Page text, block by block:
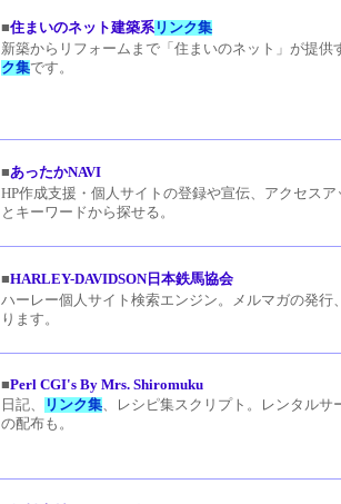
■住まいのネット建築系 リンク集
新築からリフォームまで「住まいのネット」が提供
ク集です。
■あったかNAVI
HP作成支援・個人サイトの登録や宣伝、アクセス
とキーワードから探せる。
■HARLEY-DAVIDSON日本鉄馬協会
ハーレー個人サイト検索エンジン。メルマガの発行
ります。
■Perl CGI's By Mrs. Shiromuku
日記、
リンク集、レシピ集スクリプト。レンタルサ
の配布も。